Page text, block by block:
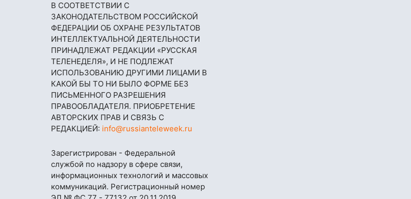
В СООТВЕТСТВИИ С
ЗАКОНОДАТЕЛЬСТВОМ РОССИЙСКОЙ
ФЕДЕРАЦИИ ОБ ОХРАНЕ РЕЗУЛЬТАТОВ
ИНТЕЛЛЕКТУАЛЬНОЙ ДЕЯТЕЛЬНОСТИ
ПРИНАДЛЕЖАТ РЕДАКЦИИ «РУССКАЯ
ТЕЛЕНЕДЕЛЯ», И НЕ ПОДЛЕЖАТ
ИСПОЛЬЗОВАНИЮ ДРУГИМИ ЛИЦАМИ В
КАКОЙ БЫ ТО НИ БЫЛО ФОРМЕ БЕЗ
ПИСЬМЕННОГО РАЗРЕШЕНИЯ
ПРАВООБЛАДАТЕЛЯ. ПРИОБРЕТЕНИЕ
АВТОРСКИХ ПРАВ И СВЯЗЬ С
РЕДАКЦИЕЙ: info@russianteleweek.ru
Зарегистрирован - Федеральной
службой по надзору в сфере связи,
информационных технологий и массовых
коммуникаций. Регистрационный номер